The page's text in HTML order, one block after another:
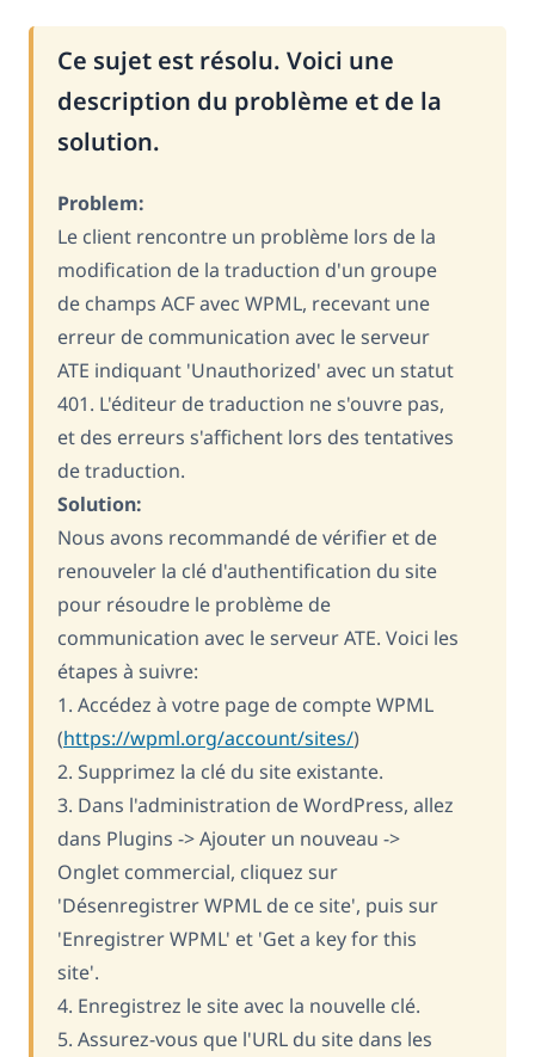
Ce sujet est résolu. Voici une
description du problème et de la
solution.
Problem:
Le client rencontre un problème lors de la
modification de la traduction d'un groupe
de champs ACF avec WPML, recevant une
erreur de communication avec le serveur
ATE indiquant 'Unauthorized' avec un statut
401. L'éditeur de traduction ne s'ouvre pas,
et des erreurs s'affichent lors des tentatives
de traduction.
Solution:
Nous avons recommandé de vérifier et de
renouveler la clé d'authentification du site
pour résoudre le problème de
communication avec le serveur ATE. Voici les
étapes à suivre:
1. Accédez à votre page de compte WPML
(https://wpml.org/account/sites/)
2. Supprimez la clé du site existante.
3. Dans l'administration de WordPress, allez
dans Plugins -> Ajouter un nouveau ->
Onglet commercial, cliquez sur
'Désenregistrer WPML de ce site', puis sur
'Enregistrer WPML' et 'Get a key for this
site'.
4. Enregistrez le site avec la nouvelle clé.
5. Assurez-vous que l'URL du site dans les